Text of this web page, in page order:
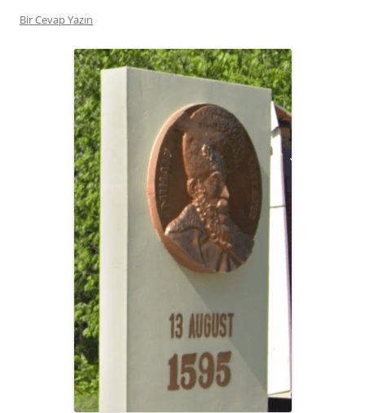
Bir Cevap Yazın